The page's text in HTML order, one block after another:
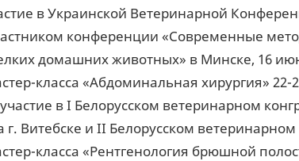
в Украинской Ветеринарной
конференции «Современные
домашних животных» в Минске, 16
класса «Абдоминальная хирургия» 22-
в I Белорусском ветеринарном
г. Витебске и II Белорусском
класса «Рентгенология брюшной